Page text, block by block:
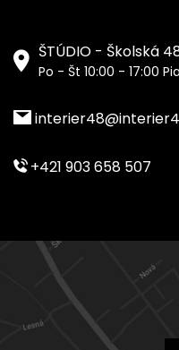
ŠTÚDIO - Školská
Po - Št 10:00 - 17:00
+421 903 658 507